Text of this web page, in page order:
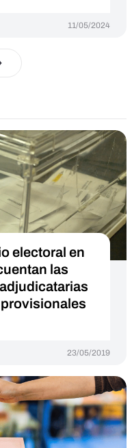
11/05/2024
electoral en
las
23/05/2019